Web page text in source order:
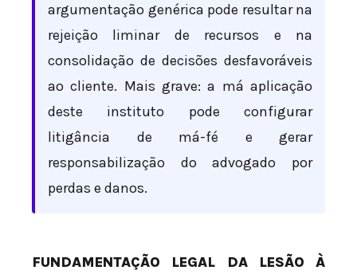
argumentação genérica pode resultar na
rejeição liminar de recursos e na
consolidação de decisões desfavoráveis
ao cliente. Mais grave: a má aplicação
deste instituto pode configurar
litigância de má-fé e gerar
responsabilização do advogado por
perdas e danos.
FUNDAMENTAÇÃO LEGAL DA LESÃO À